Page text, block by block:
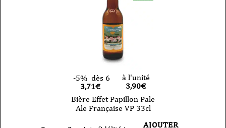
-5% dès 6
3,71€
à l'unité
3,90€
Bière Effet Papillon Pale
Ale Française VP 33cl
AJOUTER